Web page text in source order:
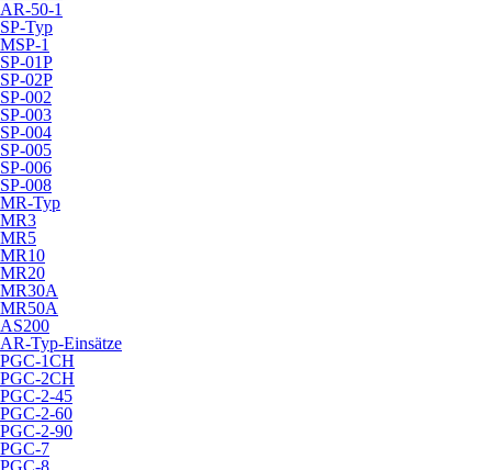
AR-50-1
SP-Typ
MSP-1
SP-01P
SP-02P
SP-002
SP-003
SP-004
SP-005
SP-006
SP-008
MR-Typ
MR3
MR5
MR10
MR20
MR30A
MR50A
AS200
AR-Typ-Einsätze
PGC-1CH
PGC-2CH
PGC-2-45
PGC-2-60
PGC-2-90
PGC-7
PGC-8